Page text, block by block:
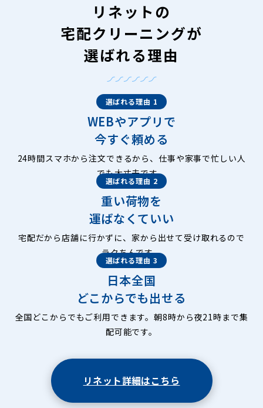
リネットの
宅配クリーニングが
選ばれる理由
選ばれる理由 1
WEBやアプリで
今すぐ頼める
24時間スマホから注文できるから、仕事や家事で忙しい人
でも大丈夫です。
選ばれる理由 2
重い荷物を
運ばなくていい
宅配だから店舗に行かずに、家から出せて受け取れるので
ラクちんです。
選ばれる理由 3
日本全国
どこからでも出せる
全国どこからでもご利用できます。朝8時から夜21時まで集
配可能です。
リネット詳細はこちら